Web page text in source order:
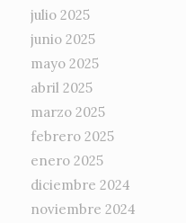
julio 2025
junio 2025
mayo 2025
abril 2025
marzo 2025
febrero 2025
enero 2025
diciembre 2024
noviembre 2024